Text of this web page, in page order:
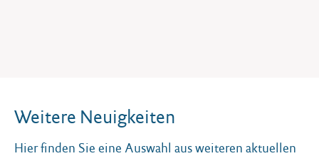
Weitere Neuigkeiten
Hier finden Sie eine Auswahl aus weiteren aktuellen